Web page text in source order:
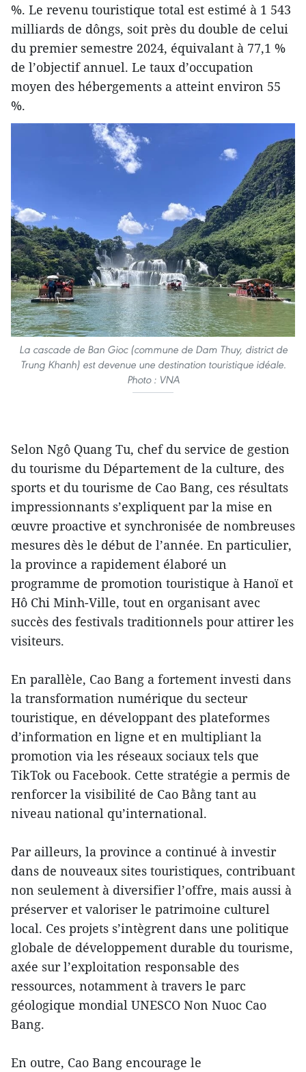
%. Le revenu touristique total est estimé à 1 543
milliards de dôngs, soit près du double de celui
du premier semestre 2024, équivalant à 77,1 %
de l’objectif annuel. Le taux d’occupation
moyen des hébergements a atteint environ 55
%.
La cascade de Ban Gioc (commune de Dam Thuy, district de
Trung Khanh) est devenue une destination touristique idéale.
Photo : VNA
Selon Ngô Quang Tu, chef du service de gestion
du tourisme du Département de la culture, des
sports et du tourisme de Cao Bang, ces résultats
impressionnants s’expliquent par la mise en
œuvre proactive et synchronisée de nombreuses
mesures dès le début de l’année. En particulier,
la province a rapidement élaboré un
programme de promotion touristique à Hanoï et
Hô Chi Minh-Ville, tout en organisant avec
succès des festivals traditionnels pour attirer les
visiteurs.
En parallèle, Cao Bang a fortement investi dans
la transformation numérique du secteur
touristique, en développant des plateformes
d’information en ligne et en multipliant la
promotion via les réseaux sociaux tels que
TikTok ou Facebook. Cette stratégie a permis de
renforcer la visibilité de Cao Bằng tant au
niveau national qu’international.
Par ailleurs, la province a continué à investir
dans de nouveaux sites touristiques, contribuant
non seulement à diversifier l’offre, mais aussi à
préserver et valoriser le patrimoine culturel
local. Ces projets s’intègrent dans une politique
globale de développement durable du tourisme,
axée sur l’exploitation responsable des
ressources, notamment à travers le parc
géologique mondial UNESCO Non Nuoc Cao
Bang.
En outre, Cao Bang encourage le